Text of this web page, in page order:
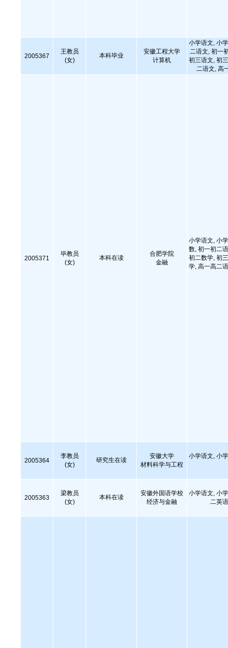
2005367
王教员
(女)
本科毕业
安徽工程大学
计算机
小学语文, 小
二语文, 初一
初三语文, 初
二语文, 高
2005371
毕教员
(女)
本科在读
合肥学院
金融
小学语文, 小
数, 初一初二
初二数学, 初
学, 高一高二
2005364
李教员
(女)
研究生在读
安徽大学
材料科学与工程
小学语文, 小
2005363
梁教员
(女)
本科在读
安徽外国语学校
经济与金融
小学语文, 小
二英